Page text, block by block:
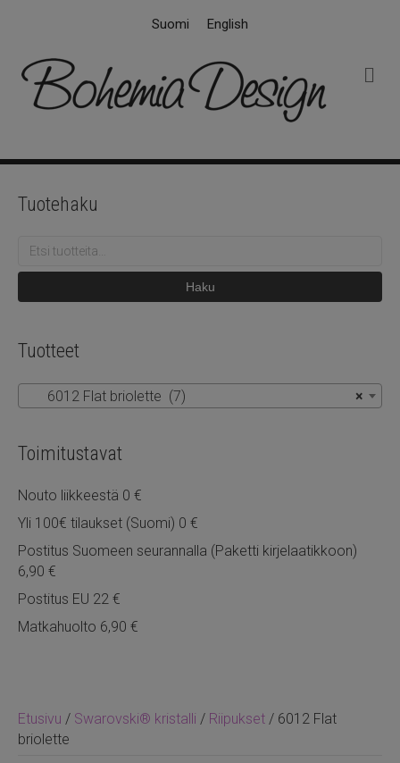
Suomi English
k
Etusivu / Swarovski® kristalli / Riipukset / 6012 Flat
briolette
Tuotehaku
Etsi:
Haku
Tuotteet
×
6012 Flat briolette (7)
Toimitustavat
Nouto liikkeestä 0 €
Yli 100€ tilaukset (Suomi) 0 €
Postitus Suomeen seurannalla (Paketti kirjelaatikkoon)
6,90 €
Postitus EU 22 €
Matkahuolto 6,90 €